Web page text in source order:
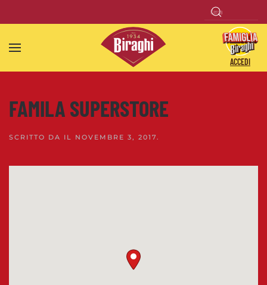
Skip to main content
ACCEDI
FAMILA SUPERSTORE
SCRITTO DA IL NOVEMBRE 3, 2017.